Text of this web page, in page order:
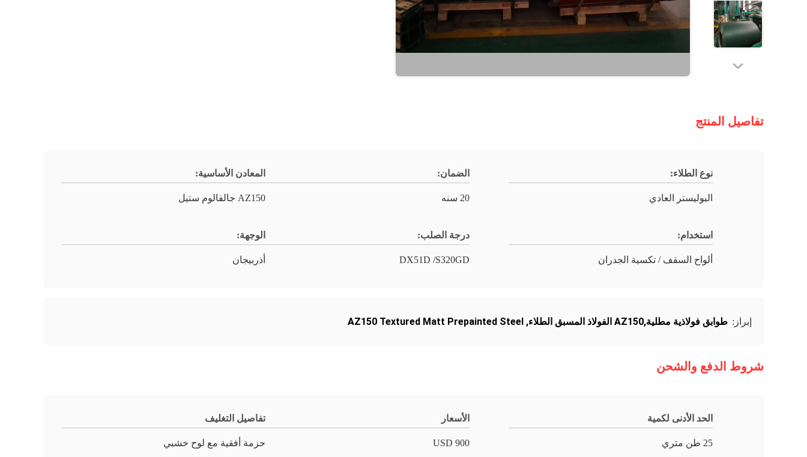
تفاصيل المنتج
نوع الطلاء:
البوليستر العادي
الضمان:
20 سنه
المعادن الأساسية:
AZ150 جالفالوم ستيل
استخدام:
ألواح السقف / تكسية الجدران
درجة الصلب:
DX51D /S320GD
الوجهة:
أذربيجان
إبراز: طوابق فولاذية مطلية,AZ150 الفولاذ المسبق الطلاء ,
AZ150 Textured Matt Prepainted Steel
شروط الدفع والشحن
الحد الأدنى لكمية
25 طن متري
الأسعار
900 USD
تفاصيل التغليف
حزمة أفقية مع لوح خشبي